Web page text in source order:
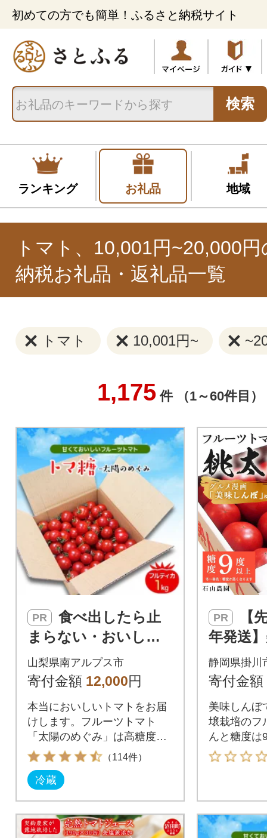
初めての方でも簡単！ふるさと納税サイト
検索
ランキング お礼品 地域
トマト、10,001円~20,000
納税お礼品・返礼品一覧
トマト 10,001円~
1,175件 （1～60件目）
PR
まらない・おいしい
～甘～いフルーツト
マト「トマ糖-太陽の
山梨県南アルプス市
寄付金額 12,000円
本当においしいトマトをお届
けします。フルーツトマト
「太陽のめぐみ」は高糖度、
高栄養素が特徴です。
（114件）
冷蔵
PR
年発送
登場 ト
郎」大
上
静岡県掛川
寄付金額
美味しんぼ
壌栽培のフ
んと糖度は